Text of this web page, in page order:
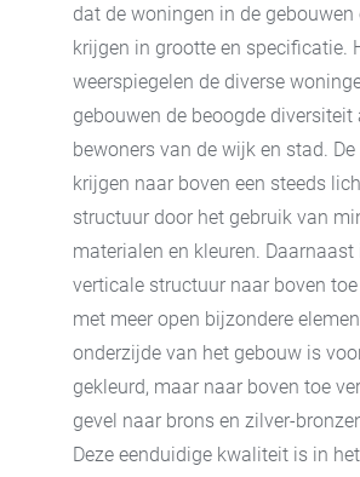
dat de woningen in de gebouwen
krijgen in grootte en specificatie.
weerspiegelen de diverse
gebouwen de beoogde diversiteit
bewoners van de wijk en stad.
krijgen naar boven een steeds
structuur door het gebruik van
materialen en kleuren. Daarnaast
verticale structuur naar boven
met meer open bijzondere
onderzijde van het gebouw is
gekleurd, maar naar boven toe
gevel naar brons en zilver-
Deze eenduidige kwaliteit is in